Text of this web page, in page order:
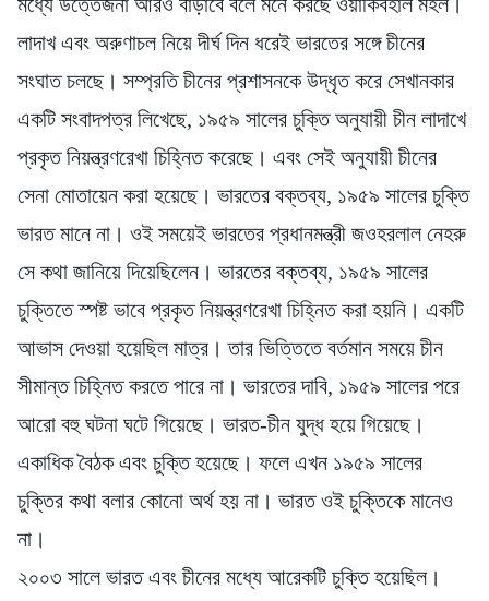
লাদাখ এবং অরুণাচল নিয়ে দীর্ঘ দিন ধরেই ভারতের সঙ্গে চীনের
সংঘাত চলছে। সম্প্রতি চীনের প্রশাসনকে উদ্ধৃত করে সেখানকার
একটি সংবাদপত্র লিখেছে, ১৯৫৯ সালের চুক্তি অনুযায়ী চীন লাদাখে
প্রকৃত নিয়ন্ত্রণরেখা চিহ্নিত করেছে। এবং সেই অনুযায়ী চীনের
সেনা মোতায়েন করা হয়েছে। ভারতের বক্তব্য, ১৯৫৯ সালের চুক্তি
ভারত মানে না। ওই সময়েই ভারতের প্রধানমন্ত্রী জওহরলাল নেহরু
সে কথা জানিয়ে দিয়েছিলেন। ভারতের বক্তব্য, ১৯৫৯ সালের
চুক্তিতে স্পষ্ট ভাবে প্রকৃত নিয়ন্ত্রণরেখা চিহ্নিত করা হয়নি। একটি
আভাস দেওয়া হয়েছিল মাত্র। তার ভিত্তিতে বর্তমান সময়ে চীন
সীমান্ত চিহ্নিত করতে পারে না। ভারতের দাবি, ১৯৫৯ সালের পরে
আরো বহু ঘটনা ঘটে গিয়েছে। ভারত-চীন যুদ্ধ হয়ে গিয়েছে।
একাধিক বৈঠক এবং চুক্তি হয়েছে। ফলে এখন ১৯৫৯ সালের
চুক্তির কথা বলার কোনো অর্থ হয় না। ভারত ওই চুক্তিকে মানেও
না।
২০০৩ সালে ভারত এবং চীনের মধ্যে আরেকটি চুক্তি হয়েছিল।